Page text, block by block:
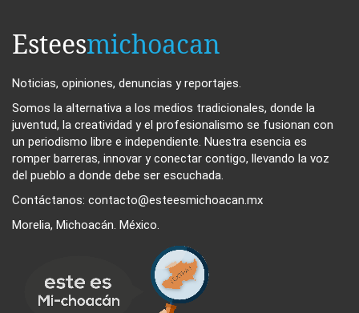
Esteesmichoacan
Noticias, opiniones, denuncias y reportajes.
Somos la alternativa a los medios tradicionales, donde la
juventud, la creatividad y el profesionalismo se fusionan con
un periodismo libre e independiente. Nuestra esencia es
romper barreras, innovar y conectar contigo, llevando la voz
del pueblo a donde debe ser escuchada.
Contáctanos: contacto@esteesmichoacan.mx
Morelia, Michoacán. México.